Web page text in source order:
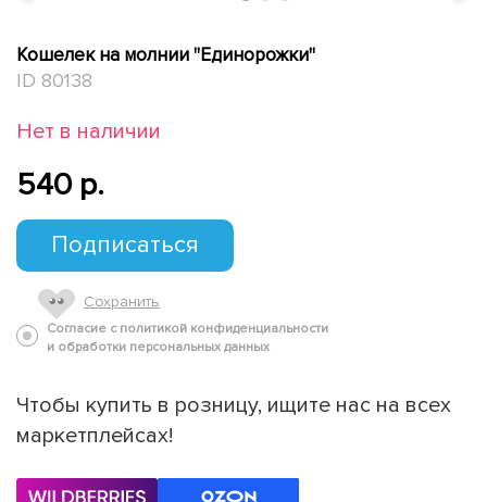
Кошелек на молнии "Единорожки"
ID 80138
Нет в наличии
540 p.
Подписаться
Сохранить
Согласие с политикой конфиденциальности
и обработки персональных данных
Чтобы купить в розницу, ищите нас на всех
маркетплейсах!